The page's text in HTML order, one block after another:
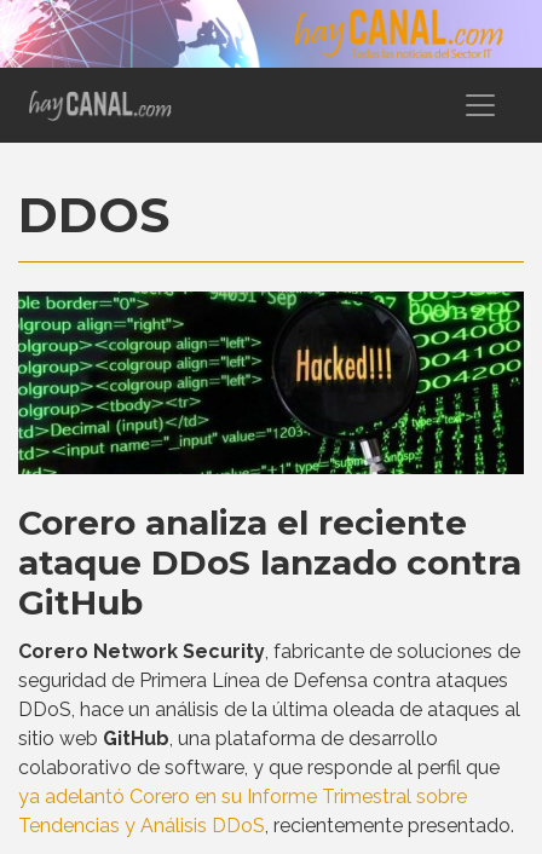
DDOS
Corero analiza el reciente
ataque DDoS lanzado contra
GitHub
Corero Network Security, fabricante de soluciones de
seguridad de Primera Línea de Defensa contra ataques
DDoS, hace un análisis de la última oleada de ataques al
sitio web GitHub, una plataforma de desarrollo
colaborativo de software, y que responde al perfil que
ya adelantó Corero en su Informe Trimestral sobre
Tendencias y Análisis DDoS, recientemente presentado.